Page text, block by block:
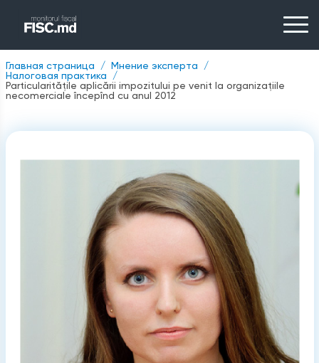
Главная страница
Мнение эксперта
Налоговая практика
Particularitățile aplicării impozitului pe venit la organizațiile
necomerciale începînd cu anul 2012